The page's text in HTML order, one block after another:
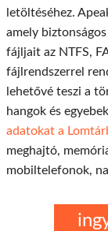
letöltéséhez.
amely
fájljait az NTFS,
fájlrendszerrel
lehetővé teszi a
hangok és
adatokat a
meghajtó,
mobiltelefonok,